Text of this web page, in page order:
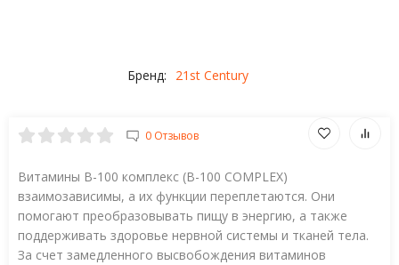
Бренд: 21st Century
0 Отзывов
Витамины B-100 комплекс (B-100 COMPLEX)
взаимозависимы, а их функции переплетаются. Они
помогают преобразовывать пищу в энергию, а также
поддерживать здоровье нервной системы и тканей тела.
За счет замедленного высвобождения витаминов